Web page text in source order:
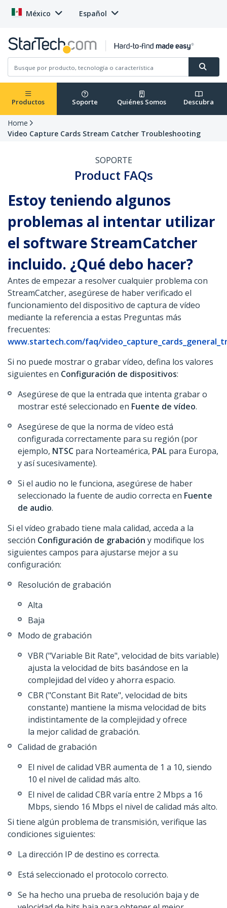
México Español
Productos Soporte Quiénes Somos Descubra
Home
Video Capture Cards Stream Catcher Troubleshooting
SOPORTE
Product FAQs
Estoy teniendo algunos
problemas al intentar utilizar
el software StreamCatcher
incluido. ¿Qué debo hacer?
Antes de empezar a resolver cualquier problema con
StreamCatcher, asegúrese de haber verificado el
funcionamiento del dispositivo de captura de vídeo
mediante la referencia a estas Preguntas más
frecuentes:
www.startech.com/faq/
Si no puede mostrar o grabar vídeo, defina los valores
siguientes en Configuración de dispositivos:
Asegúrese de que la entrada que intenta grabar o
mostrar esté seleccionado en Fuente de vídeo.
Asegúrese de que la norma de vídeo está
configurada correctamente para su región (por
ejemplo, NTSC para Norteamérica, PAL para Europa,
y así sucesivamente).
Si el audio no le funciona, asegúrese de haber
seleccionado la fuente de audio correcta en Fuente
de audio.
Si el vídeo grabado tiene mala calidad, acceda a la
sección Configuración de grabación y modifique los
siguientes campos para ajustarse mejor a su
configuración:
Resolución de grabación
Alta
Baja
Modo de grabación
VBR ("Variable Bit Rate", velocidad de bits variable)
ajusta la velocidad de bits basándose en la
complejidad del vídeo y ahorra espacio.
CBR ("Constant Bit Rate", velocidad de bits
constante) mantiene la misma velocidad de bits
indistintamente de la complejidad y ofrece
la mejor calidad de grabación.
Calidad de grabación
El nivel de calidad VBR aumenta de 1 a 10, siendo
10 el nivel de calidad más alto.
El nivel de calidad CBR varía entre 2 Mbps a 16
Mbps, siendo 16 Mbps el nivel de calidad más alto.
Si tiene algún problema de transmisión, verifique las
condiciones siguientes:
La dirección IP de destino es correcta.
Está seleccionado el protocolo correcto.
Se ha hecho una prueba de resolución baja y de